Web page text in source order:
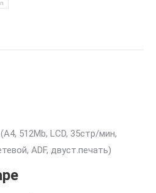
512Mb, LCD, 35стр/мин,
ADF, двуст.печать)